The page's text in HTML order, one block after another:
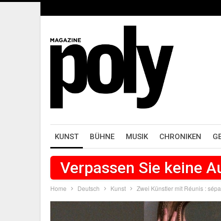
KUNST BÜHNE MUSIK CHRONIKEN
Verpassen Sie keine
Home Deutsch Kunst Zwei Künstler mit Réunis :